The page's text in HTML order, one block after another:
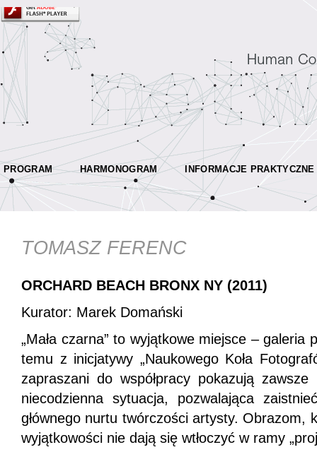
PROGRAM HARMONOGRAM INFORMACJE PRAKTYCZNE
TOMASZ FERENC
ORCHARD BEACH BRONX NY (2011)
Kurator: Marek Domański
„Mała czarna” to wyjątkowe miejsce – galeria
temu z inicjatywy „Naukowego Koła
zapraszani do współpracy pokazują
niecodzienna sytuacja, pozwalająca
głównego nurtu twórczości artysty. Obrazom,
wyjątkowości nie dają się wtłoczyć w ramy